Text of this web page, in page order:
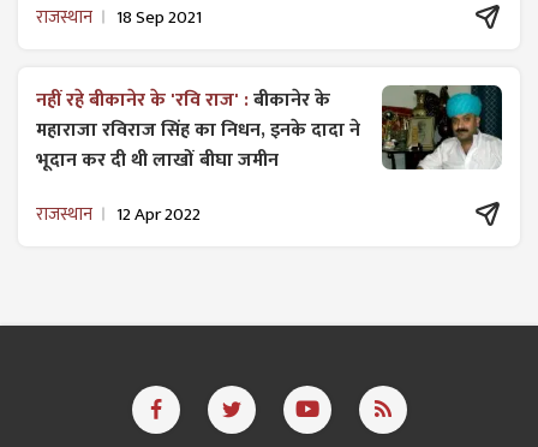
राजस्थान 18 Sep 2021
नहीं रहे बीकानेर के 'रवि राज' :बीकानेर के
महाराजा रविराज सिंह का निधन, इनके दादा ने
भूदान कर दी थी लाखों बीघा जमीन
राजस्थान 12 Apr 2022